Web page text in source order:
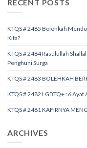
RECENT POSTS
KTQS # 2485 Bolehkah
Kita?
KTQS # 2484 Rasulullah
Penghuni Surga
KTQS # 2483 BOLEHKAH
KTQS # 2482 LGBTQ+ : 6
KTQS # 2481 KAFIRNYA
ARCHIVES